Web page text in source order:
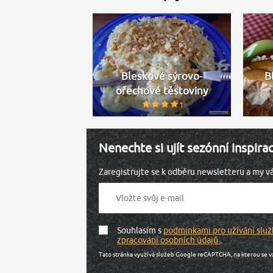
Bleskové sýrovo-
ořechové těstoviny
Nenechte si ujít sezónní
Zaregistrujte se k odběru newsletteru a my
Souhlasím spodmínkami pro užívání
zpracování osobních údajů.
Tato stránka využívá služeb Google reCAPTCHA, na kterou se